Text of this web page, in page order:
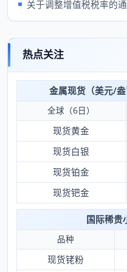
关于调整增值税税率的
热点关注
金属现货（美元/
全球（6日）
现货黄金
现货白银
现货铂金
现货钯金
国际稀贵
品种
现货铑粉